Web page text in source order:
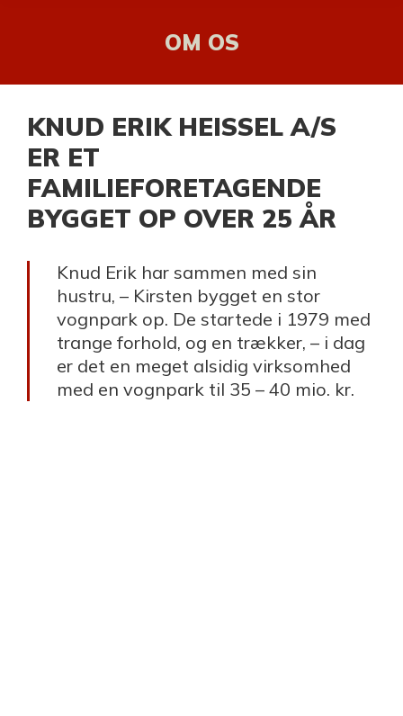
OM OS
KNUD ERIK HEISSEL A/S
ER ET
FAMILIEFORETAGENDE
BYGGET OP OVER 25 ÅR
Knud Erik har sammen med sin
hustru, – Kirsten bygget en stor
vognpark op. De startede i 1979 med
trange forhold, og en trækker, – i dag
er det en meget alsidig virksomhed
med en vognpark til 35 – 40 mio. kr.